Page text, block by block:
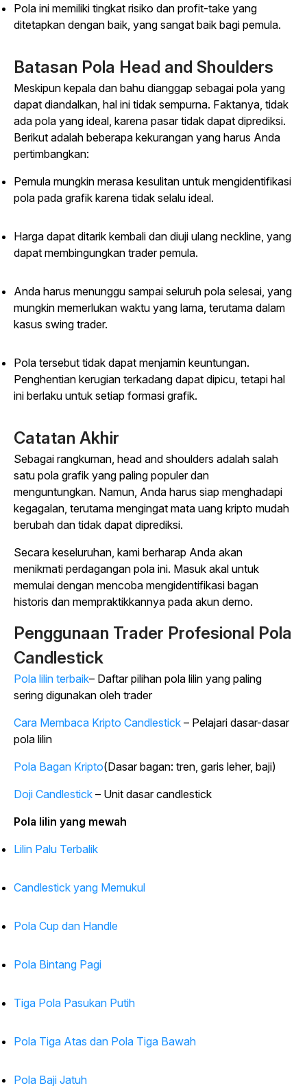
Pola ini memiliki tingkat risiko dan profit-take yang
ditetapkan dengan baik, yang sangat baik bagi pemula.
Batasan Pola Head and Shoulders
Meskipun kepala dan bahu dianggap sebagai pola yang
dapat diandalkan, hal ini tidak sempurna. Faktanya, tidak
ada pola yang ideal, karena pasar tidak dapat diprediksi.
Berikut adalah beberapa kekurangan yang harus Anda
pertimbangkan:
Pemula mungkin merasa kesulitan untuk mengidentifikasi
pola pada grafik karena tidak selalu ideal.
Harga dapat ditarik kembali dan diuji ulang neckline, yang
dapat membingungkan trader pemula.
Anda harus menunggu sampai seluruh pola selesai, yang
mungkin memerlukan waktu yang lama, terutama dalam
kasus swing trader.
Pola tersebut tidak dapat menjamin keuntungan.
Penghentian kerugian terkadang dapat dipicu, tetapi hal
ini berlaku untuk setiap formasi grafik.
Catatan Akhir
Sebagai rangkuman, head and shoulders adalah salah
satu pola grafik yang paling populer dan
menguntungkan. Namun, Anda harus siap menghadapi
kegagalan, terutama mengingat mata uang kripto mudah
berubah dan tidak dapat diprediksi.
Secara keseluruhan, kami berharap Anda akan
menikmati perdagangan pola ini. Masuk akal untuk
memulai dengan mencoba mengidentifikasi bagan
historis dan mempraktikkannya pada akun demo.
Penggunaan Trader Profesional Pola
Candlestick
Pola lilin terbaik– Daftar pilihan pola lilin yang paling
sering digunakan oleh trader
Cara Membaca Kripto Candlestick – Pelajari dasar-dasar
pola lilin
Pola Bagan Kripto(Dasar bagan: tren, garis leher, baji)
Doji Candlestick – Unit dasar candlestick
Pola lilin yang mewah
Lilin Palu Terbalik
Candlestick yang Memukul
Pola Cup dan Handle
Pola Bintang Pagi
Tiga Pola Pasukan Putih
Pola Tiga Atas dan Pola Tiga Bawah
Pola Baji Jatuh